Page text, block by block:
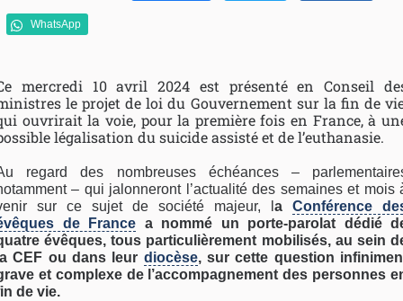
WhatsApp
mercredi 10 avril 2024 est présenté en Conseil
le projet de loi du Gouvernement sur la fin de
ouvrirait la voie, pour la première fois en France, à
légalisation du suicide assisté et de l’euthanasie.
regard des nombreuses échéances –
– qui jalonneront l’actualité des semaines et mois
sur ce sujet de société majeur, l a Conférence
de France a nommé un porte-parolat dédié
évêques, tous particulièrement mobilisés, au sein
CEF ou dans leur diocèse, sur cette question
et complexe de l’accompagnement des personnes
de vie.